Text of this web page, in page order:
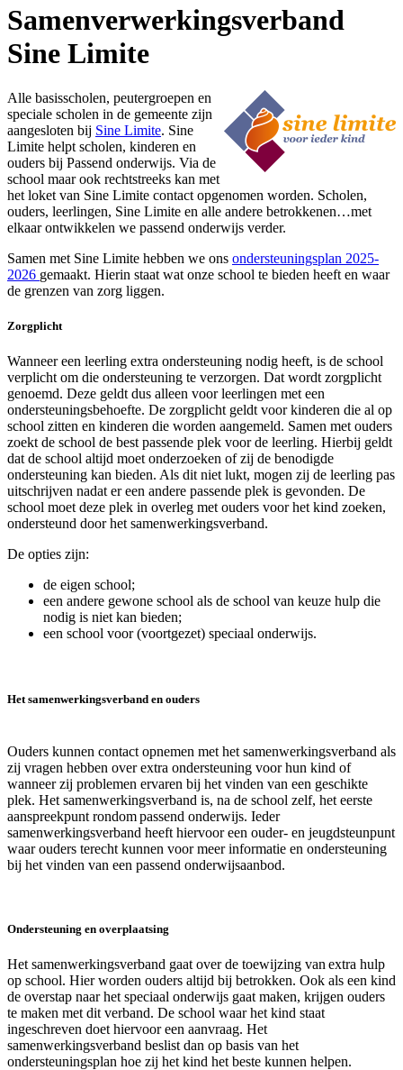
Samenverwerkingsverband
Sine Limite
Alle basisscholen, peutergroepen en
speciale scholen in de gemeente zijn
aangesloten bij Sine Limite. Sine
Limite helpt scholen, kinderen en
ouders bij Passend onderwijs. Via de
school maar ook rechtstreeks kan met
het loket van Sine Limite contact opgenomen worden. Scholen,
ouders, leerlingen, Sine Limite en alle andere betrokkenen…met
elkaar ontwikkelen we passend onderwijs verder.
Samen met Sine Limite hebben we ons ondersteuningsplan 2025-
2026 gemaakt. Hierin staat wat onze school te bieden heeft en waar
de grenzen van zorg liggen.
Zorgplicht
Wanneer een leerling extra ondersteuning nodig heeft, is de school
verplicht om die ondersteuning te verzorgen. Dat wordt zorgplicht
genoemd. Deze geldt dus alleen voor leerlingen met een
ondersteuningsbehoefte. De zorgplicht geldt voor kinderen die al op
school zitten en kinderen die worden aangemeld. Samen met ouders
zoekt de school de best passende plek voor de leerling. Hierbij geldt
dat de school altijd moet onderzoeken of zij de benodigde
ondersteuning kan bieden. Als dit niet lukt, mogen zij de leerling pas
uitschrijven nadat er een andere passende plek is gevonden. De
school moet deze plek in overleg met ouders voor het kind zoeken,
ondersteund door het samenwerkingsverband.
De opties zijn:
de eigen school;
een andere gewone school als de school van keuze hulp die
nodig is niet kan bieden;
een school voor (voortgezet) speciaal onderwijs.
Het samenwerkingsverband en ouders
Ouders kunnen contact opnemen met het samenwerkingsverband als
zij vragen hebben over extra ondersteuning voor hun kind of
wanneer zij problemen ervaren bij het vinden van een geschikte
plek. Het samenwerkingsverband is, na de school zelf, het eerste
aanspreekpunt rondom passend onderwijs. Ieder
samenwerkingsverband heeft hiervoor een ouder- en jeugdsteunpunt
waar ouders terecht kunnen voor meer informatie en ondersteuning
bij het vinden van een passend onderwijsaanbod.
Ondersteuning en overplaatsing
Het samenwerkingsverband gaat over de toewijzing van extra hulp
op school. Hier worden ouders altijd bij betrokken. Ook als een kind
de overstap naar het speciaal onderwijs gaat maken, krijgen ouders
te maken met dit verband. De school waar het kind staat
ingeschreven doet hiervoor een aanvraag. Het
samenwerkingsverband beslist dan op basis van het
ondersteuningsplan hoe zij het kind het beste kunnen helpen.